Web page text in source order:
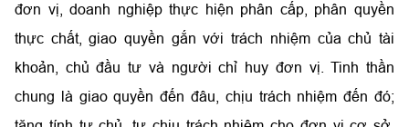
đơn vị, doanh nghiệp thực hiện phân cấp, phân quyền
thực chất, giao quyền gắn với trách nhiệm của chủ tài
khoản, chủ đầu tư và người chỉ huy đơn vị. Tinh thần
chung là giao quyền đến đâu, chịu trách nhiệm đến đó;